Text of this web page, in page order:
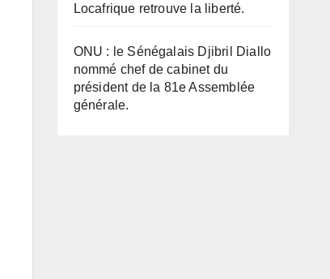
Locafrique retrouve la liberté.
ONU : le Sénégalais Djibril Diallo
nommé chef de cabinet du
président de la 81e Assemblée
générale.